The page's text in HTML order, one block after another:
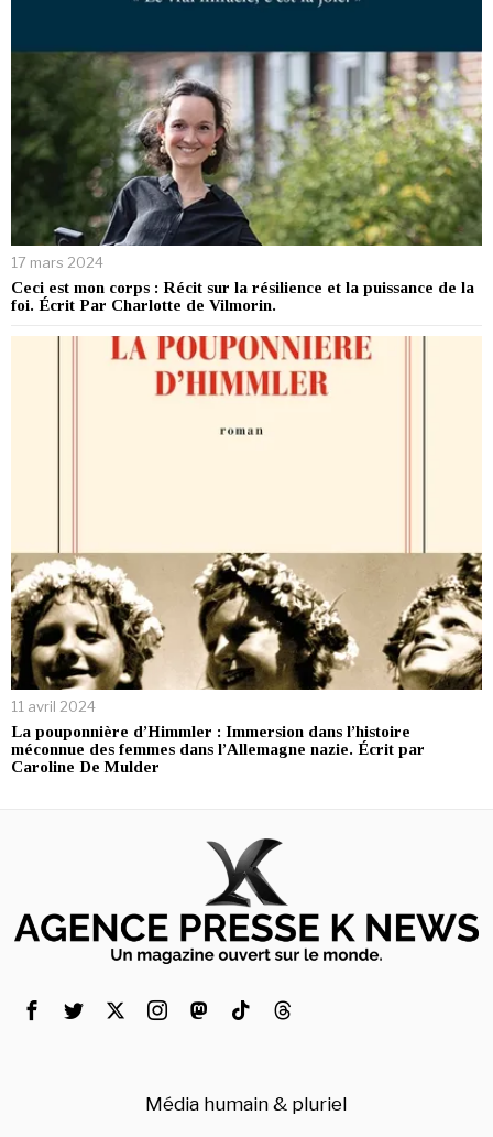
17 mars 2024
Ceci est mon corps : Récit sur la résilience et la puissance de la
foi. Écrit Par Charlotte de Vilmorin.
11 avril 2024
La pouponnière d’Himmler : Immersion dans l’histoire
méconnue des femmes dans l’Allemagne nazie. Écrit par
Caroline De Mulder
Média humain & pluriel